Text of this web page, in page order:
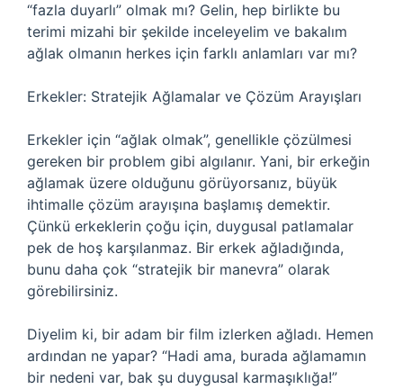
“fazla duyarlı” olmak mı? Gelin, hep birlikte bu
terimi mizahi bir şekilde inceleyelim ve bakalım
ağlak olmanın herkes için farklı anlamları var mı?
Erkekler: Stratejik Ağlamalar ve Çözüm Arayışları
Erkekler için “ağlak olmak”, genellikle çözülmesi
gereken bir problem gibi algılanır. Yani, bir erkeğin
ağlamak üzere olduğunu görüyorsanız, büyük
ihtimalle çözüm arayışına başlamış demektir.
Çünkü erkeklerin çoğu için, duygusal patlamalar
pek de hoş karşılanmaz. Bir erkek ağladığında,
bunu daha çok “stratejik bir manevra” olarak
görebilirsiniz.
Diyelim ki, bir adam bir film izlerken ağladı. Hemen
ardından ne yapar? “Hadi ama, burada ağlamamın
bir nedeni var, bak şu duygusal karmaşıklığa!”